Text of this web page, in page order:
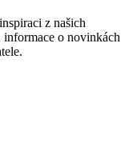
z našich
o novinkách